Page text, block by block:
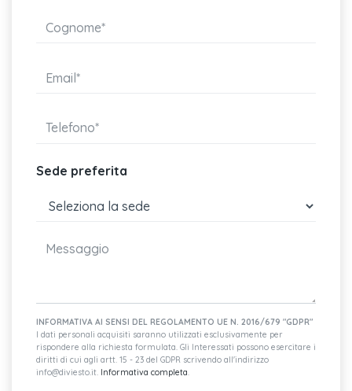
Sede preferita
INFORMATIVA AI SENSI DEL REGOLAMENTO UE N. 2016/679 "GDPR"
I dati personali acquisiti saranno utilizzati esclusivamente per
rispondere alla richiesta formulata. Gli Interessati possono esercitare i
diritti di cui agli artt. 15 - 23 del GDPR scrivendo all'indirizzo
info@diviesto.it. Informativa completa.